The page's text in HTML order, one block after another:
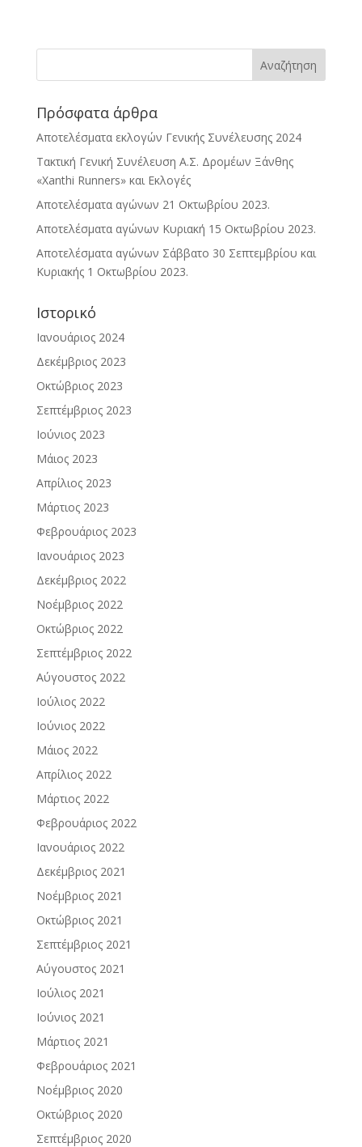
Πρόσφατα άρθρα
Αποτελέσματα εκλογών Γενικής Συνέλευσης 2024
Τακτική Γενική Συνέλευση Α.Σ. Δρομέων Ξάνθης
«Xanthi Runners» και Εκλογές
Αποτελέσματα αγώνων 21 Οκτωβρίου 2023.
Αποτελέσματα αγώνων Κυριακή 15 Οκτωβρίου 2023.
Αποτελέσματα αγώνων Σάββατο 30 Σεπτεμβρίου και
Κυριακής 1 Οκτωβρίου 2023.
Ιστορικό
Ιανουάριος 2024
Δεκέμβριος 2023
Οκτώβριος 2023
Σεπτέμβριος 2023
Ιούνιος 2023
Μάιος 2023
Απρίλιος 2023
Μάρτιος 2023
Φεβρουάριος 2023
Ιανουάριος 2023
Δεκέμβριος 2022
Νοέμβριος 2022
Οκτώβριος 2022
Σεπτέμβριος 2022
Αύγουστος 2022
Ιούλιος 2022
Ιούνιος 2022
Μάιος 2022
Απρίλιος 2022
Μάρτιος 2022
Φεβρουάριος 2022
Ιανουάριος 2022
Δεκέμβριος 2021
Νοέμβριος 2021
Οκτώβριος 2021
Σεπτέμβριος 2021
Αύγουστος 2021
Ιούλιος 2021
Ιούνιος 2021
Μάρτιος 2021
Φεβρουάριος 2021
Νοέμβριος 2020
Οκτώβριος 2020
Σεπτέμβριος 2020